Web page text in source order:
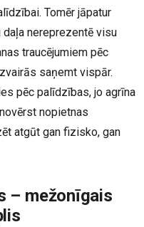
Tomēr jāpatur
nereprezentē visu
traucējumiem pēc
saņemt vispār.
pēc palīdzības, jo agrīna
nopietnas
atgūt gan fizisko, gan
– mežonīgais